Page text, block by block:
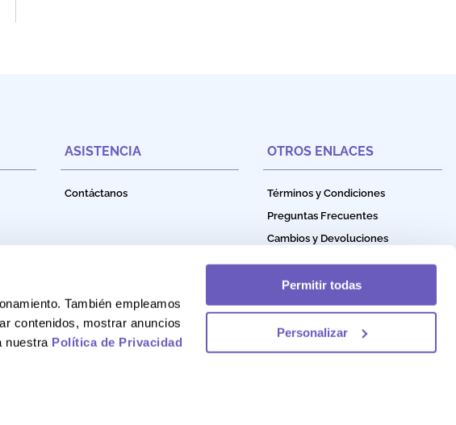
También empleamos
contenidos, mostrar anuncios
nuestra Política de Privacidad
Permitir todas
Personalizar
ASISTENCIA
Contáctanos
OTROS ENLACES
Términos y Condiciones
Preguntas Frecuentes
Cambios y Devoluciones
Política de Garantía
Política de Cookies